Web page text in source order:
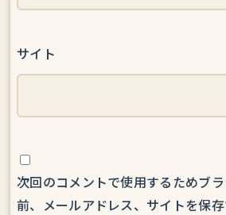
サイト
次回のコメントで使用するためブ
前、メールアドレス、サイトを保存